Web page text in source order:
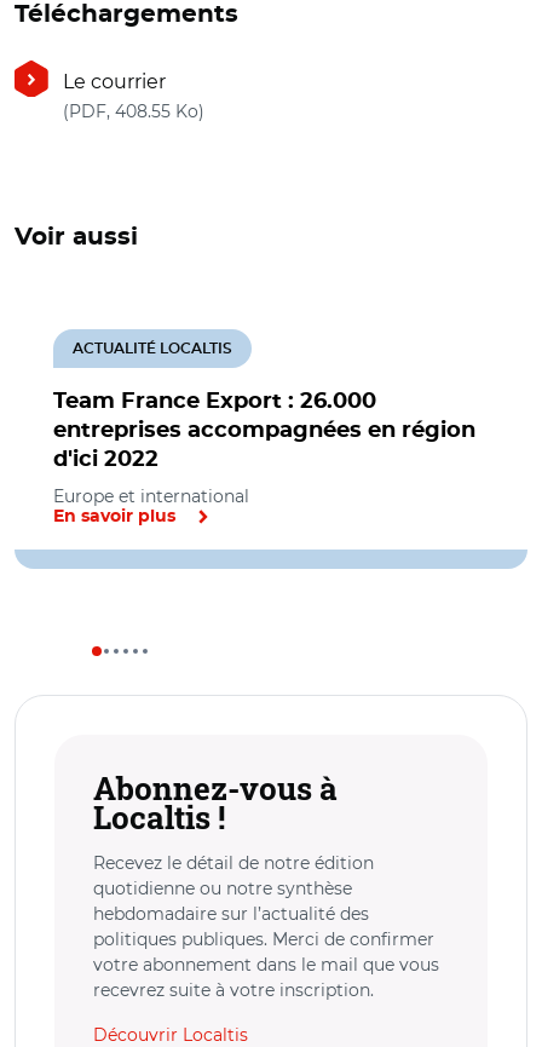
Téléchargements
Le courrier
(PDF, 408.55 Ko)
Voir aussi
Team France Export : 26.000
entreprises accompagnées en région
d'ici 2022
ACTUALITÉ LOCALTIS
Europe et international
En savoir plus
Abonnez-vous à
Localtis !
Recevez le détail de notre édition
quotidienne ou notre synthèse
hebdomadaire sur l’actualité des
politiques publiques. Merci de confirmer
votre abonnement dans le mail que vous
recevrez suite à votre inscription.
Découvrir Localtis